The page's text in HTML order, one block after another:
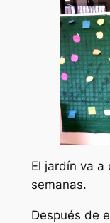
El jardín va a
semanas.
Después de